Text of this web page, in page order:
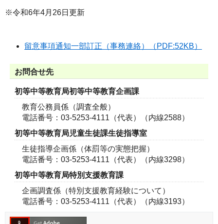
※令和6年4月26日更新
留意事項通知一部訂正（事務連絡）（PDF:52KB）
お問合せ先
初等中等教育局初等中等教育企画課
教育公務員係（調査全般）
電話番号：03-5253-4111（代表）（内線2588）
初等中等教育局児童生徒課生徒指導室
生徒指導企画係（体罰等の実態把握）
電話番号：03-5253-4111（代表）（内線3298）
初等中等教育局特別支援教育課
企画調査係（特別支援教育経験について）
電話番号：03-5253-4111（代表）（内線3193）